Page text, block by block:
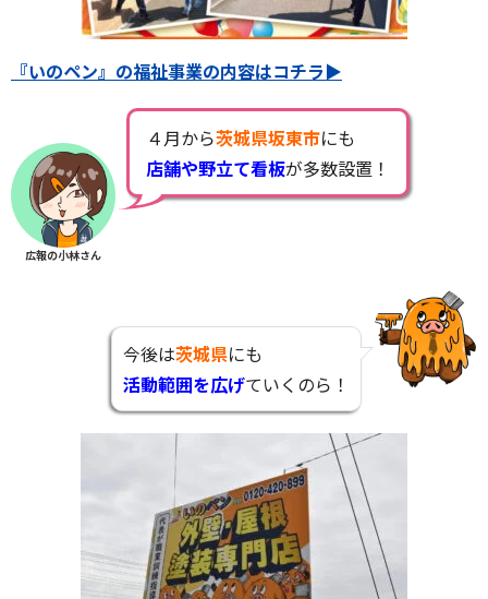
『いのペン』の福祉事業の内容はコチラ▶
広報の小林さん
４月から茨城県坂東市にも
店舗や野立て看板が多数設置！
今後は茨城県にも
活動範囲を広げていくのら！